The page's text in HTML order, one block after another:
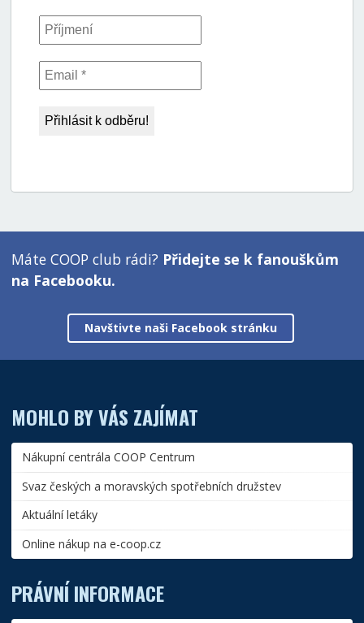
Máte COOP club rádi? Přidejte se k fanouškům
na Facebooku.
Navštivte naši Facebook stránku
MOHLO BY VÁS ZAJÍMAT
Nákupní centrála COOP Centrum
Svaz českých a moravských spotřebních družstev
Aktuální letáky
Online nákup na e-coop.cz
PRÁVNÍ INFORMACE